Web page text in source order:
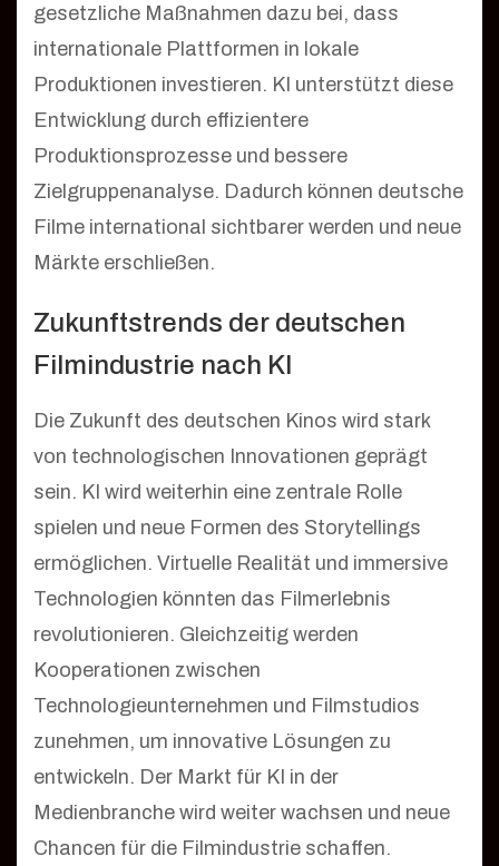
gesetzliche Maßnahmen dazu bei, dass
internationale Plattformen in lokale
Produktionen investieren. KI unterstützt diese
Entwicklung durch effizientere
Produktionsprozesse und bessere
Zielgruppenanalyse. Dadurch können deutsche
Filme international sichtbarer werden und neue
Märkte erschließen.
Zukunftstrends der deutschen
Filmindustrie nach KI
Die Zukunft des deutschen Kinos wird stark
von technologischen Innovationen geprägt
sein. KI wird weiterhin eine zentrale Rolle
spielen und neue Formen des Storytellings
ermöglichen. Virtuelle Realität und immersive
Technologien könnten das Filmerlebnis
revolutionieren. Gleichzeitig werden
Kooperationen zwischen
Technologieunternehmen und Filmstudios
zunehmen, um innovative Lösungen zu
entwickeln. Der Markt für KI in der
Medienbranche wird weiter wachsen und neue
Chancen für die Filmindustrie schaffen.